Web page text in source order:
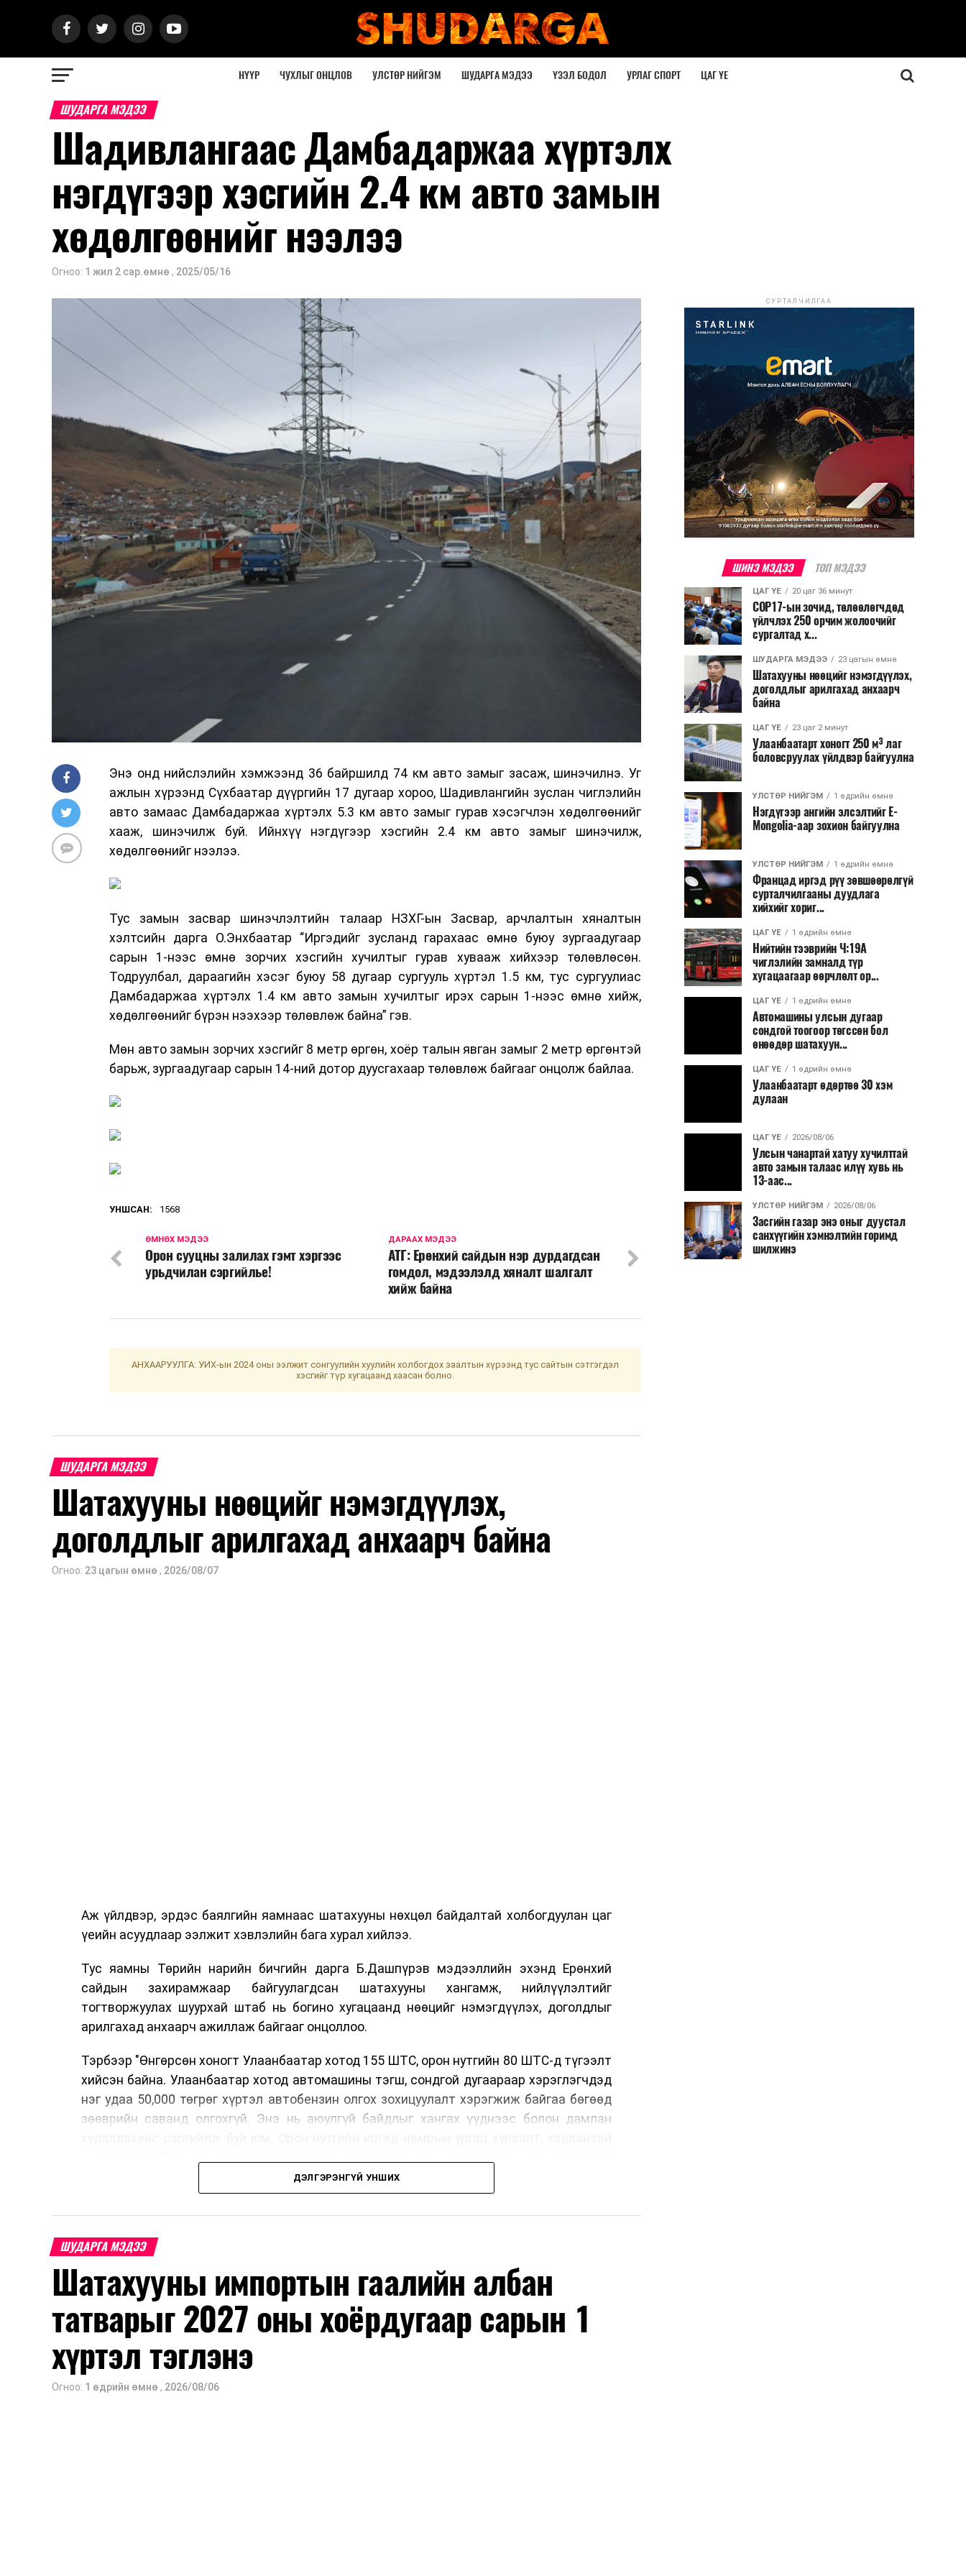
НҮҮР ЧУХЛЫГ ОНЦЛОВ УЛСТӨР НИЙГЭМ ШУДАРГА МЭДЭЭ ҮЗЭЛ БОДОЛ УРЛАГ СПОРТ ЦАГ ҮЕ
ШУДАРГА МЭДЭЭ
Шадивлангаас Дамбадаржаа хүртэлх
нэгдүгээр хэсгийн 2.4 км авто замын
хөдөлгөөнийг нээлээ
Огноо: 1 жил 2 сар.өмнө , 2025/05/16
Энэ онд нийслэлийн хэмжээнд 36 байршилд 74 км авто замыг засаж, шинэчилнэ. Уг
ажлын хүрээнд Сүхбаатар дүүргийн 17 дугаар хороо, Шадивлангийн зуслан чиглэлийн
авто замаас Дамбадаржаа хүртэлх 5.3 км авто замыг гурав хэсэгчлэн хөдөлгөөнийг
хааж, шинэчилж буй. Ийнхүү нэгдүгээр хэсгийн 2.4 км авто замыг шинэчилж,
хөдөлгөөнийг нээлээ.
Тус замын засвар шинэчлэлтийн талаар НЗХГ-ын Засвар, арчлалтын хяналтын
хэлтсийн дарга О.Энхбаатар “Иргэдийг зусланд гарахаас өмнө буюу зургаадугаар
сарын 1-нээс өмнө зорчих хэсгийн хучилтыг гурав хувааж хийхээр төлөвлөсөн.
Тодруулбал, дараагийн хэсэг буюу 58 дугаар сургууль хүртэл 1.5 км, тус сургуулиас
Дамбадаржаа хүртэлх 1.4 км авто замын хучилтыг ирэх сарын 1-нээс өмнө хийж,
хөдөлгөөнийг бүрэн нээхээр төлөвлөж байна” гэв.
Мөн авто замын зорчих хэсгийг 8 метр өргөн, хоёр талын явган замыг 2 метр өргөнтэй
барьж, зургаадугаар сарын 14-ний дотор дуусгахаар төлөвлөж байгааг онцолж байлаа.
УНШСАН: 1568
ДАРААХ МЭДЭЭ
АТГ: Ерөнхий сайдын нэр дурдагдсан
гомдол, мэдээлэлд хяналт шалгалт
хийж байна
ӨМНӨХ МЭДЭЭ
Орон сууцны залилах гэмт хэргээс
урьдчилан сэргийлье!
АНХААРУУЛГА: УИХ-ын 2024 оны ээлжит сонгуулийн хуулийн холбогдох заалтын хүрээнд тус сайтын сэтгэгдэл
хэсгийг түр хугацаанд хаасан болно.
ШУДАРГА МЭДЭЭ
Шатахууны нөөцийг нэмэгдүүлэх,
доголдлыг арилгахад анхаарч байна
Огноо: 23 цагын өмнө , 2026/08/07
Аж үйлдвэр, эрдэс баялгийн яамнаас шатахууны нөхцөл байдалтай холбогдуулан цаг
үеийн асуудлаар ээлжит хэвлэлийн бага хурал хийлээ.
Тус яамны Төрийн нарийн бичгийн дарга Б.Дашпүрэв мэдээллийн эхэнд Ерөнхий
сайдын захирамжаар байгуулагдсан шатахууны хангамж, нийлүүлэлтийг
тогтворжуулах шуурхай штаб нь богино хугацаанд нөөцийг нэмэгдүүлэх, доголдлыг
арилгахад анхаарч ажиллаж байгааг онцоллоо.
Тэрбээр "Өнгөрсөн хоногт Улаанбаатар хотод 155 ШТС, орон нутгийн 80 ШТС-д түгээлт
хийсэн байна. Улаанбаатар хотод автомашины тэгш, сондгой дугаараар хэрэглэгчдэд
нэг удаа 50,000 төгрөг хүртэл автобензин олгох зохицуулалт хэрэгжиж байгаа бөгөөд
зөөврийн саванд олгохгүй. Энэ нь аюулгүй байдлыг хангах үүднээс болон дамлан
автомашины тэгш, сондгой дугаараар хэрэглэгчдэд нэг удаа 50,000 төгрөг хүртэл
автобензин олгох зохицуулалт энэ сарын 15-ны өдрийг хүртэл үргэлжлэх бөгөөд энэ
үед нөөцийг хэвийн болгох, хэвийн горимоор ажлаа үргэлжүүлнэ гэж найдаж байна.
Шатахууны нөөцийг нэмэгдүүлэх, нийлүүлэлтийг тогтворжуулах хүрээнд бусад эх
үүсвэрийг нэмэгдүүлэх чиглэлд анхаарч байна. Замын-Үүд боомтоор 2000 тонн дизель
түлш орж ирсэн бөгөөд шилжүүлэн ачих ажиллагаа хийгдэж байна" гэлээ
үйлдвэр, эрдэс баялгийн яамнаас мэдээллээ.
ДЭЛГЭРЭНГҮЙ УНШИХ
ШУДАРГА МЭДЭЭ
Шатахууны импортын гаалийн албан
татварыг 2027 оны хоёрдугаар сарын 1
хүртэл тэглэнэ
Огноо: 1 өдрийн өмнө , 2026/08/06
СУРТАЛЧИЛГАА
ШИНЭ МЭДЭЭ ТОП МЭДЭЭ
ЦАГ ҮЕ 20 цаг 36 минут
COP17-ын зочид, төлөөлөгчдөд
үйлчлэх 250 орчим жолоочийг
сургалтад х...
ШУДАРГА МЭДЭЭ 23 цагын өмнө
Шатахууны нөөцийг нэмэгдүүлэх,
доголдлыг арилгахад анхаарч
байна
ЦАГ ҮЕ 23 цаг 2 минут
Улаанбаатарт хоногт 250 м³ лаг
боловсруулах үйлдвэр байгуулна
УЛСТӨР НИЙГЭМ 1 өдрийн өмнө
Нэгдүгээр ангийн элсэлтийг E-
Mongolia-аар зохион байгуулна
УЛСТӨР НИЙГЭМ 1 өдрийн өмнө
Францад иргэд рүү зөвшөөрөлгүй
сурталчилгааны дуудлага
хийхийг хориг...
ЦАГ ҮЕ 1 өдрийн өмнө
Нийтийн тээврийн Ч:19А
чиглэлийн замналд түр
хугацаагаар өөрчлөлт ор...
ЦАГ ҮЕ 1 өдрийн өмнө
Автомашины улсын дугаар
сондгой тоогоор төгссөн бол
өнөөдөр шатахуун...
ЦАГ ҮЕ 1 өдрийн өмнө
Улаанбаатарт өдөртөө 30 хэм
дулаан
ЦАГ ҮЕ 2026/08/06
Улсын чанартай хатуу хучилттай
авто замын талаас илүү хувь нь
13-аас...
УЛСТӨР НИЙГЭМ 2026/08/06
Засгийн газар энэ оныг дуустал
санхүүгийн хэмнэлтийн горимд
шилжинэ